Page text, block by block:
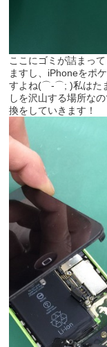
ここにゴミが詰まっ
ますし、iPhoneをポ
すよね(⌒-⌒; )私はた
しを沢山する場所な
換をしていきます！